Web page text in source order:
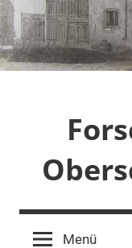
Zum
Inhalt
springen
Menü